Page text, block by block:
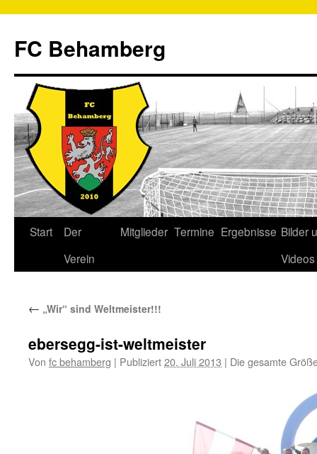
FC Behamberg
Start
Der
Verein
Mitglieder Termine Ergebnisse Bilder
Videos
← „Wir“ sind Weltmeister!!!
ebersegg-ist-weltmeister
Von fc behamberg | Publiziert20. Juli 2013 | Die gesamte